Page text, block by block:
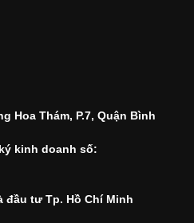
Hoa Thám, P.7, Quận Bình
kinh doanh số:
đầu tư Tp. Hồ Chí Minh